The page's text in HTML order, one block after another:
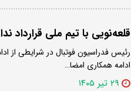
قلعه‌نویی با تیم ملی قرارداد
رئیس فدراسیون فوتبال در شرایطی از
ادامه همکاری امضا…
۲۹ تیر ۱۴۰۵